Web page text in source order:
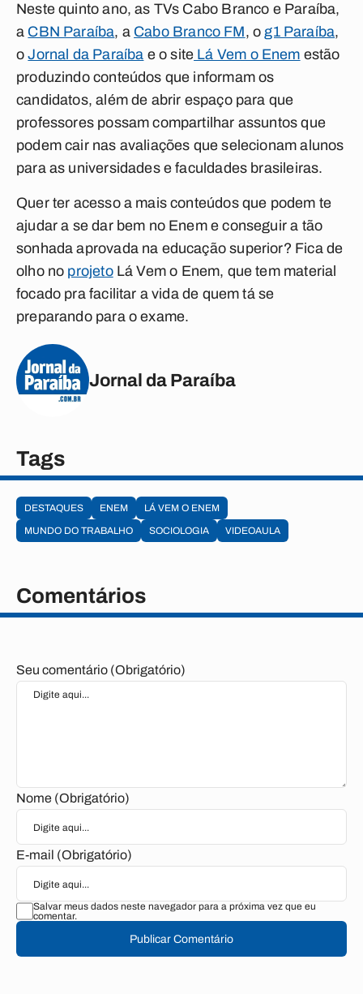
Neste quinto ano, as TVs Cabo Branco e Paraíba,
a CBN Paraíba, a Cabo Branco FM, og1 Paraíba,
oJornal da Paraíba e o site Lá Vem o Enem estão
produzindo conteúdos que informam os
candidatos, além de abrir espaço para que
professores possam compartilhar assuntos que
podem cair nas avaliações que selecionam alunos
para as universidades e faculdades brasileiras.
Quer ter acesso a mais conteúdos que podem te
ajudar a se dar bem no Enem e conseguir a tão
sonhada aprovada na educação superior? Fica de
olho no projetoLá Vem o Enem, que tem material
focado pra facilitar a vida de quem tá se
preparando para o exame.
Jornal da Paraíba
Tags
DESTAQUES ENEM
LÁ VEM O ENEM
MUNDO DO TRABALHO
SOCIOLOGIA VIDEOAULA
Comentários
Seu comentário (Obrigatório)
Nome (Obrigatório)
E-mail (Obrigatório)
Salvar meus dados neste navegador para a próxima vez que eu
comentar.
Publicar Comentário